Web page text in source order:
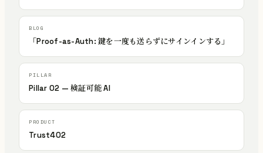
「Proof-as-Auth: 鍵を一度も送らずにサインインする」
Pillar 02 — 検証可能 AI
Trust402